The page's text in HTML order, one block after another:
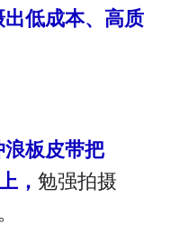
低成本、高质
板皮带把
， 勉强拍摄